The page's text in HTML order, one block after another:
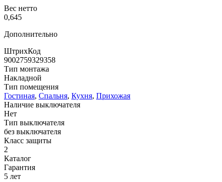
Вес нетто
0,645
Дополнительно
ШтрихКод
9002759329358
Тип монтажа
Накладной
Тип помещения
Гостиная, Спальня, Кухня, Прихожая
Наличие выключателя
Нет
Тип выключателя
без выключателя
Класс защиты
2
Каталог
Гарантия
5 лет